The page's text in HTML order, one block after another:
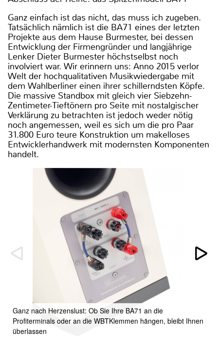
Ganz einfach ist das nicht, das muss ich zugeben.
Tatsächlich nämlich ist die BA71 eines der letzten
Projekte aus dem Hause Burmester, bei dessen
Entwicklung der Firmengründer und langjährige
Lenker Dieter Burmester höchstselbst noch
involviert war. Wir erinnern uns: Anno 2015 verlor
Welt der hochqualitativen Musikwiedergabe mit
dem Wahlberliner einen ihrer schillerndsten Köpfe.
Die massive Standbox mit gleich vier Siebzehn-
Zentimeter-Tieftönern pro Seite mit nostalgischer
Verklärung zu betrachten ist jedoch weder nötig
noch angemessen, weil es sich um die pro Paar
31.800 Euro teure Konstruktion um makelloses
Entwicklerhandwerk mit modernsten Komponenten
handelt.
Ganz nach Herzenslust: Ob Sie Ihre BA71 an die
Profiterminals oder an die WBTKlemmen hängen, bleibt Ihnen
überlassen